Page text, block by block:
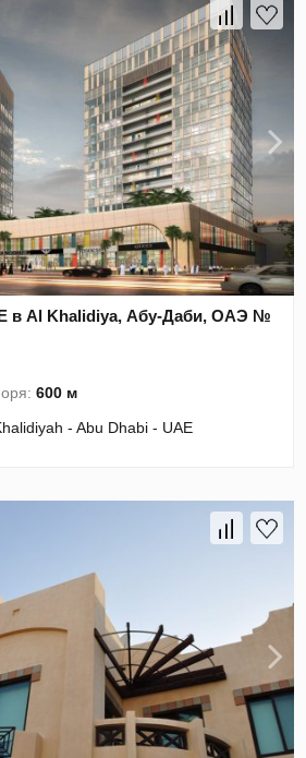
в Al Khalidiya, Абу-Даби, ОАЭ №
600 м
- Abu Dhabi - UAE